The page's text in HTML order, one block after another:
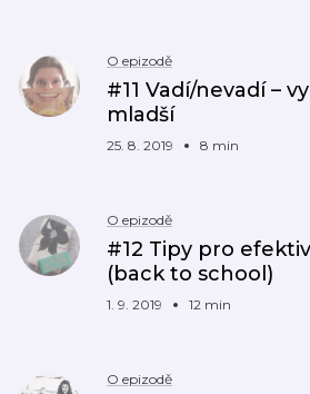
O epizodě
#11 Vadí/nevadí –
mladší
25. 8. 2019 8 min
O epizodě
#12 Tipy pro
(back to school)
1. 9. 2019 12 min
O epizodě